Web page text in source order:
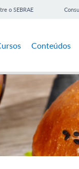
o SEBRAE
Conteúdos